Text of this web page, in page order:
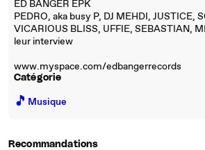
ED BANGER EPK
PEDRO, aka busy P, DJ MEHDI, JUSTICE,
VICARIOUS BLISS, UFFIE, SEBASTIAN,
leur interview
www.myspace.com/edbangerrecords
Catégorie
🎵 Musique
Recommandations